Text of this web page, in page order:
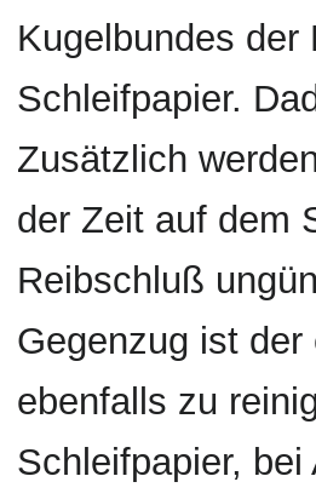
Kugelbundes der
Schleifpapier.
Zusätzlich
der Zeit auf dem
Reibschluß
Gegenzug ist
ebenfalls zu
Schleifpapier,